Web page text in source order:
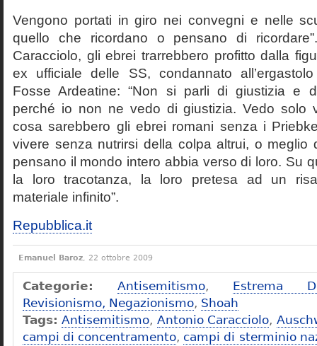
Vengono portati in giro nei convegni e nelle
quello che ricordano o pensano di
Caracciolo, gli ebrei trarrebbero profitto dalla
ex ufficiale delle SS, condannato
Fosse Ardeatine: “Non si parli di giustizia e
perché io non ne vedo di giustizia. Vedo solo
cosa sarebbero gli ebrei romani senza i
vivere senza nutrirsi della colpa altrui, o meglio
pensano il mondo intero abbia verso di loro. Su
la loro tracotanza, la loro pretesa ad un
materiale infinito”.
Repubblica.it
Emanuel Baroz, 22 ottobre 2009
Categorie: Antisemitismo, Estrema
Revisionismo, Negazionismo, Shoah
Tags: Antisemitismo, Antonio Caracciolo,
campi di concentramento, campi di sterminio